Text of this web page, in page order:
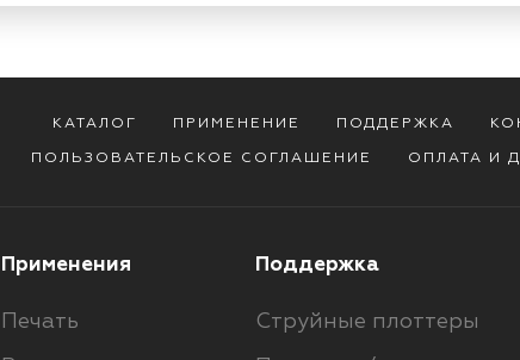
КАТАЛОГ ПРИМЕНЕНИЕ ПОДДЕРЖКА
ПОЛЬЗОВАТЕЛЬСКОЕ СОГЛАШЕНИЕ ОПЛАТА И
Применения
Печать
Поддержка
Струйные плоттеры